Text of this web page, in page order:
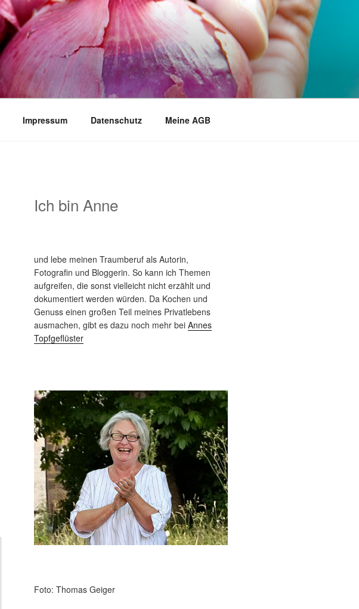
Impressum Datenschutz Meine AGB
Ich bin Anne
und lebe meinen Traumberuf als Autorin,
Fotografin und Bloggerin. So kann ich Themen
aufgreifen, die sonst vielleicht nicht erzählt und
dokumentiert werden würden. Da Kochen und
Genuss einen großen Teil meines Privatlebens
ausmachen, gibt es dazu noch mehr bei Annes
Topfgeflüster
Foto: Thomas Geiger